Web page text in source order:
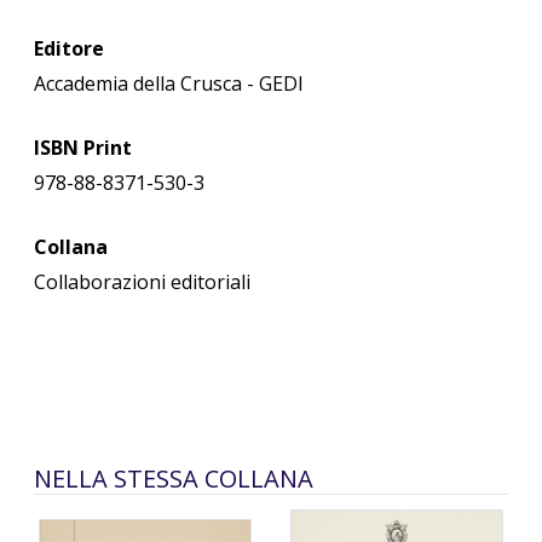
Editore
Accademia della Crusca - GEDI
ISBN Print
978-88-8371-530-3
Collana
Collaborazioni editoriali
NELLA STESSA COLLANA